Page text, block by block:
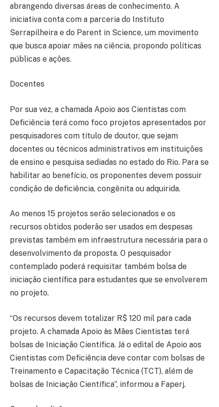
abrangendo diversas áreas de conhecimento. A
iniciativa conta com a parceria do Instituto
Serrapilheira e do Parent in Science, um movimento
que busca apoiar mães na ciência, propondo políticas
públicas e ações.
Docentes
Por sua vez, a chamada Apoio aos Cientistas com
Deficiência terá como foco projetos apresentados por
pesquisadores com título de doutor, que sejam
docentes ou técnicos administrativos em instituições
de ensino e pesquisa sediadas no estado do Rio. Para se
habilitar ao benefício, os proponentes devem possuir
condição de deficiência, congênita ou adquirida.
Ao menos 15 projetos serão selecionados e os
recursos obtidos poderão ser usados em despesas
previstas também em infraestrutura necessária para o
desenvolvimento da proposta. O pesquisador
contemplado poderá requisitar também bolsa de
iniciação científica para estudantes que se envolverem
no projeto.
“Os recursos devem totalizar R$ 120 mil para cada
projeto. A chamada Apoio às Mães Cientistas terá
bolsas de Iniciação Científica. Já o edital de Apoio aos
Cientistas com Deficiência deve contar com bolsas de
Treinamento e Capacitação Técnica (TCT), além de
bolsas de Iniciação Científica”, informou a Faperj.